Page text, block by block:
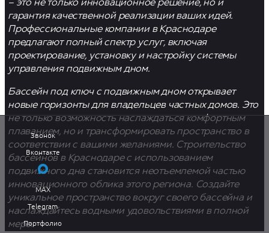
Звонок
Вконтакте
MAX
Telegram
Портфолио
– это не только инновационное решение, но и
гарантия качественной реализации ваших идей.
Профессиональные компании в Краснодаре
предлагают полный спектр услуг, включая
проектирование, установку и настройку системы
управления подвижным дном.
Бассейн под ключс подвижным дном открывает
новые горизонты для владельцев частных домов. Это
не только возможность наслаждаться комфортным
плаванием, но и трансформировать пространство в
соответствии с вашими желаниями. Строительство
бассейнов в Краснодарес использованием
подвижного дна становится неотъемлемой частью
инновационного облика этого региона. Создайте
уникальное пространство вокруг своего бассейна и
наслаждайтесь водными удовольствиями в полной
мере.
+7 (988) 385-94-04
Vk Telegram